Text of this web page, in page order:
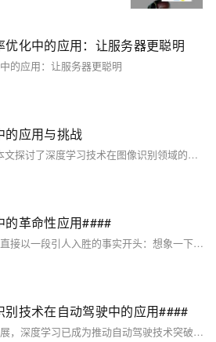
化中的应用：让服务器更聪明
的应用：让服务器更聪明
的应用与挑战
【10月更文挑战第21天】 本文探讨了深度学习技术在图像识别领域的应用，并分析了当前面临的主要挑战。通过研究卷积神经网络（CNN）的结构和原理，本文展示了深度学习如何提高图像识别的准确性和效率。同时，本文也讨论了数据不平衡、过拟合、计算资源限制等问题，并提出了相应的解决策略。
的革命性应用####
本文不采用传统摘要形式，直接以一段引人入胜的事实开头：想象一下，一台机器能够比人类更快速、更准确地识别出图片中的对象，这不再是科幻电影的情节，而是深度学习技术在图像识别领域带来的现实变革。通过构建复杂的神经网络模型，特别是卷积神经网络（CNN），计算机能够从海量数据中学习到丰富的视觉特征，从而实现对图像内容的高效理解和分类。本文将深入探讨深度学习如何改变图像识别的游戏规则，以及这一技术背后的原理、关键挑战与未来趋势。 ####
技术在自动驾驶中的应用####
随着人工智能技术的飞速发展，深度学习已成为推动自动驾驶技术突破的关键力量之一。本文深入探讨了深度学习算法，特别是卷积神经网络（CNN）在图像识别领域的创新应用，以及这些技术如何被集成到自动驾驶汽车的视觉系统中，实现对复杂道路环境的实时感知与理解，从而提升驾驶的安全性和效率。通过分析当前技术的最前沿进展、面临的挑战及未来趋势，本文旨在为读者提供一个全面而深入的视角，理解深度学习如何塑造自动驾驶的未来。 ####